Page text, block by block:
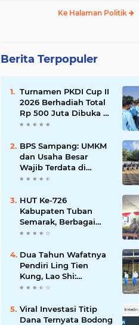
Ke Halaman Politik
Berita Terpopuler
Turnamen PKDI Cup II
2026 Berhadiah Total
Rp 500 Juta Dibuka di
Jombang, Ketua PKDI
Mahdi: Ajang
Silaturrahmi dan
Media Komunikasi
Antar-Kades untuk
BPS Sampang: UMKM
dan Usaha Besar
Wajib Terdata di
Sensus Ekonomi 2026,
Sasaran
HUT Ke-726
Kabupaten Tuban
Semarak, Berbagai
Prestasinya Pun
Dua Tahun Wafatnya
Pendiri Ling Tien
Kung, Lao Shi:
Amanah Harus Kita
Viral Investasi Titip
Dana Ternyata Bodong